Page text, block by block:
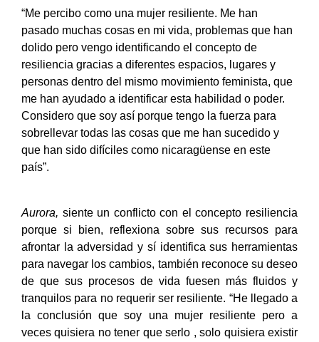
“Me percibo como una mujer resiliente. Me han
pasado muchas cosas en mi vida, problemas que han
dolido pero vengo identificando el concepto de
resiliencia gracias a diferentes espacios, lugares y
personas dentro del mismo movimiento feminista, que
me han ayudado a identificar esta habilidad o poder.
Considero que soy así porque tengo la fuerza para
sobrellevar todas las cosas que me han sucedido y
que han sido difíciles como nicaragüense en este
país”.
Aurora, siente un conflicto con el concepto resiliencia
porque si bien, reflexiona sobre sus recursos para
afrontar la adversidad y sí identifica sus herramientas
para navegar los cambios, también reconoce su deseo
de que sus procesos de vida fuesen más fluidos y
tranquilos para no requerir ser resiliente. “He llegado a
la conclusión que soy una mujer resiliente pero a
veces quisiera no tener que serlo , solo quisiera existir